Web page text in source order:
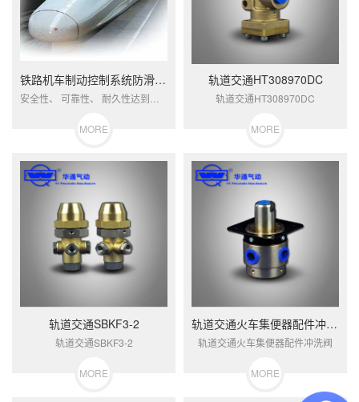
铁路机车制动控制系统防滑排风阀
MORE
轨道交通HT308970DC
轨道交通HT308970DC
MORE
轨道交通SBKF3-2
轨道交通SBKF3-2
MORE
轨道交通火车集便器配件冲洗阀
轨道交通火车集便器配件冲洗阀
MORE